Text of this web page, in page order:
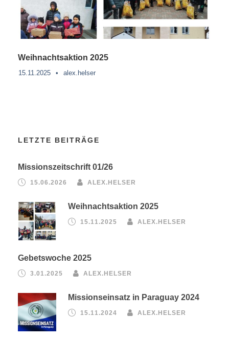
Weihnachtsaktion 2025
15.11.2025 • alex.helser
LETZTE BEITRÄGE
Missionszeitschrift 01/26
15.06.2026 ALEX.HELSER
Weihnachtsaktion 2025
15.11.2025 ALEX.HELSER
Gebetswoche 2025
3.01.2025 ALEX.HELSER
Missionseinsatz in Paraguay 2024
15.11.2024 ALEX.HELSER